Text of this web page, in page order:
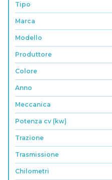
Tipo
Marca
Modello
Produttore
Colore
Anno
Meccanica
Potenza cv (kw)
Trazione
Trasmissione
Chilometri